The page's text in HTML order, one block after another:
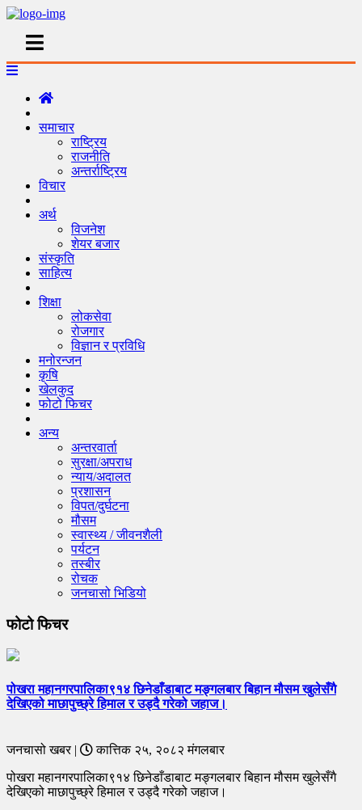
समाचार
राष्ट्रिय
राजनीति
अन्तर्राष्ट्रिय
विचार
अर्थ
विजनेश
शेयर बजार
संस्कृति
साहित्य
शिक्षा
लोकसेवा
रोजगार
विज्ञान र प्रविधि
मनोरन्जन
कृषि
खेलकुद
फोटो फिचर
अन्य
अन्तरवार्ता
सुरक्षा/अपराध
न्याय/अदालत
प्रशासन
विपत/दुर्घटना
मौसम
स्वास्थ्य / जीवनशैली
पर्यटन
तस्बीर
रोचक
जनचासो भिडियो
फोटो फिचर
पोखरा महानगरपालिका९१४ छिनेडाँडाबाट मङ्गलबार बिहान मौसम खुलेसँगै
देखिएको माछापुच्छ्रे हिमाल र उड्दै गरेको जहाज।
जनचासो खबर |
कात्तिक २५, २०८२ मंगलबार
पोखरा महानगरपालिका९१४ छिनेडाँडाबाट मङ्गलबार बिहान मौसम खुलेसँगै
देखिएको माछापुच्छ्रे हिमाल र उड्दै गरेको जहाज।